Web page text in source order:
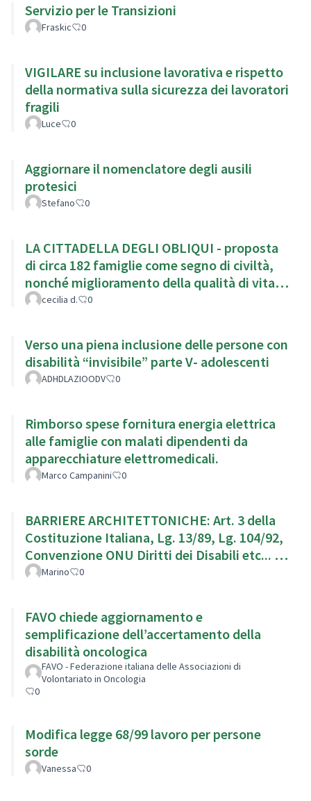
Servizio per le Transizioni
Fraskic 0
VIGILARE su inclusione lavorativa e rispetto
della normativa sulla sicurezza dei lavoratori
fragili
Luce 0
Aggiornare il nomenclatore degli ausili
protesici
Stefano 0
LA CITTADELLA DEGLI OBLIQUI - proposta
di circa 182 famiglie come segno di civiltà,
nonché miglioramento della qualità di vita
dei disabili
cecilia d. 0
Verso una piena inclusione delle persone con
disabilità “invisibile” parte V- adolescenti
ADHDLAZIOODV 0
Rimborso spese fornitura energia elettrica
alle famiglie con malati dipendenti da
apparecchiature elettromedicali.
Marco Campanini 0
BARRIERE ARCHITETTONICHE: Art. 3 della
Costituzione Italiana, Lg. 13/89, Lg. 104/92,
Convenzione ONU Diritti dei Disabili etc... g.
104/92,
Marino 0
FAVO chiede aggiornamento e
semplificazione dell’accertamento della
disabilità oncologica
FAVO - Federazione italiana delle Associazioni di
Volontariato in Oncologia
0
Modifica legge 68/99 lavoro per persone
sorde
Vanessa 0